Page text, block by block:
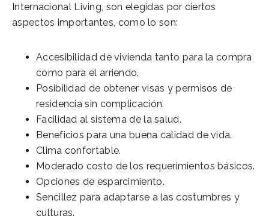
Internacional Living, son elegidas por ciertos
aspectos importantes, como lo son:
Accesibilidad de vivienda tanto para la compra
como para el arriendo.
Posibilidad de obtener visas y permisos de
residencia sin complicación.
Facilidad al sistema de la salud.
Beneficios para una buena calidad de vida.
Clima confortable.
Moderado costo de los requerimientos básicos.
Opciones de esparcimiento.
Sencillez para adaptarse a las costumbres y
culturas.